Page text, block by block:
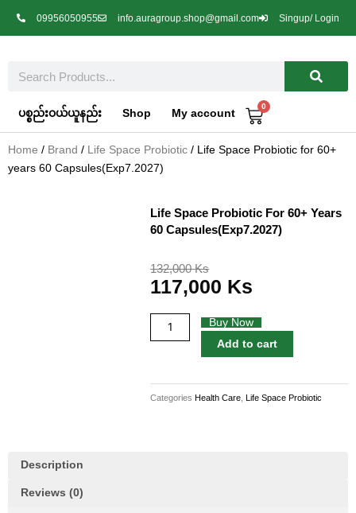
09956050955 info.auragroup.shop@gmail.com Singup/ Login
ပစ္စည်းဝယ်ယူနည်း Shop My account
0
Cart
Home / Brand / Life Space Probiotic / Life Space Probiotic for 60+
years 60 Capsules(Exp7.2027)
Life Space Probiotic For 60+ Years
60 Capsules(Exp7.2027)
132,000Ks
Original
price
132,000 Ks.
117,000 Ks
Current
price
117,000 Ks.
Life
Space
Buy Now
Add to cart
Categories Health Care ,Life Space Probiotic
Description
Reviews (0)